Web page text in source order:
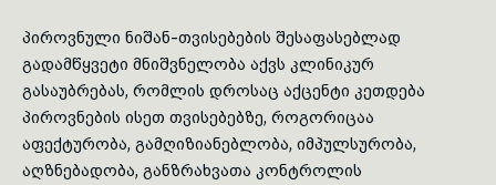
პიროვნული ნიშან-თვისებების შესაფასებლად
გადამწყვეტი მნიშვნელობა აქვს კლინიკურ
გასაუბრებას, რომლის დროსაც აქცენტი კეთდება
პიროვნების ისეთ თვისებებზე, როგორიცაა
აფექტურობა, გამღიზიანებლობა, იმპულსურობა,
აღზნებადობა, განზრახვათა კონტროლის